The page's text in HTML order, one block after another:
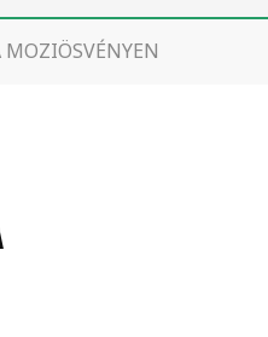
MOZIÖSVÉNYEN